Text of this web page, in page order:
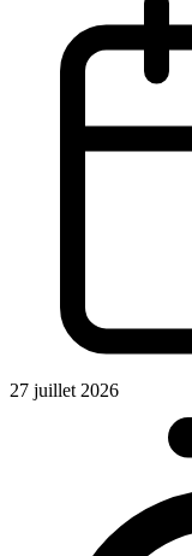
27 juillet 2026